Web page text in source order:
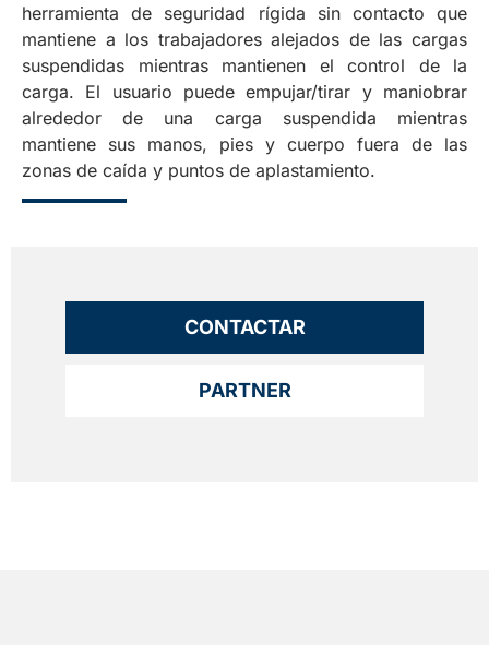
herramienta de seguridad rígida sin contacto que
mantiene a los trabajadores alejados de las cargas
suspendidas mientras mantienen el control de la
carga. El usuario puede empujar/tirar y maniobrar
alrededor de una carga suspendida mientras
mantiene sus manos, pies y cuerpo fuera de las
zonas de caída y puntos de aplastamiento.
CONTACTAR
PARTNER